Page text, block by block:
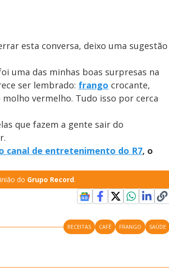
esta conversa, deixo uma sugestão
uma das minhas boas surpresas na
ser lembrado: frango crocante,
vermelho. Tudo isso por cerca
que fazem a gente sair do
canal de entretenimento do R7, o
do Grupo Record.
RECEITAS CAFÉ FRANGO SAÚDE